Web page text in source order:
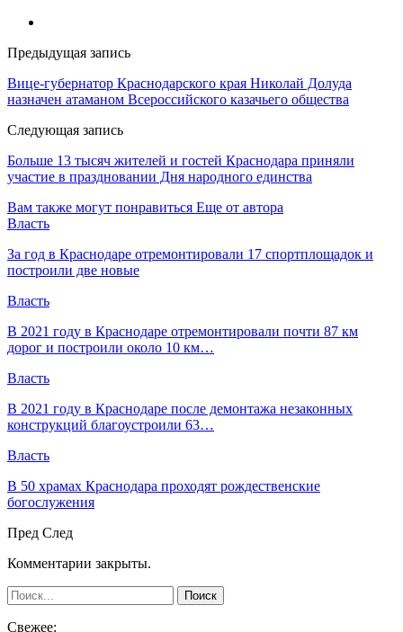
Предыдущая запись
Вице-губернатор Краснодарского края Николай Долуда
назначен атаманом Всероссийского казачьего общества
Следующая запись
Больше 13 тысяч жителей и гостей Краснодара приняли
участие в праздновании Дня народного единства
Вам также могут понравиться Еще от автора
Власть
За год в Краснодаре отремонтировали 17 спортплощадок и
построили две новые
Власть
В 2021 году в Краснодаре отремонтировали почти 87 км
дорог и построили около 10 км…
Власть
В 2021 году в Краснодаре после демонтажа незаконных
конструкций благоустроили 63…
Власть
В 50 храмах Краснодара проходят рождественские
богослужения
Пред След
Комментарии закрыты.
Свежее: